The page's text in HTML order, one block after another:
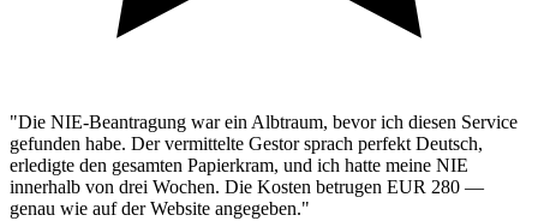
"Die NIE-Beantragung war ein Albtraum, bevor ich diesen Service
gefunden habe. Der vermittelte Gestor sprach perfekt Deutsch,
erledigte den gesamten Papierkram, und ich hatte meine NIE
innerhalb von drei Wochen. Die Kosten betrugen EUR 280 —
genau wie auf der Website angegeben."